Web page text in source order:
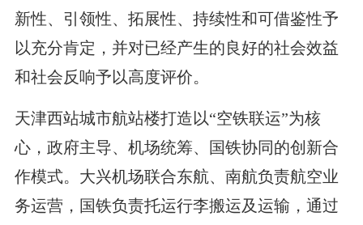
新性、引领性、拓展性、持续性和可借鉴性予
以充分肯定，并对已经产生的良好的社会效益
和社会反响予以高度评价。
天津西站城市航站楼打造以“空铁联运”为核
心，政府主导、机场统筹、国铁协同的创新合
作模式。大兴机场联合东航、南航负责航空业
务运营，国铁负责托运行李搬运及运输，通过